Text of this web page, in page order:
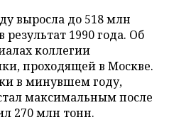
выросла до 518 млн
1990 года. Об
коллегии
проходящей в Москве.
в минувшем году,
максимальным после
270 млн тонн.